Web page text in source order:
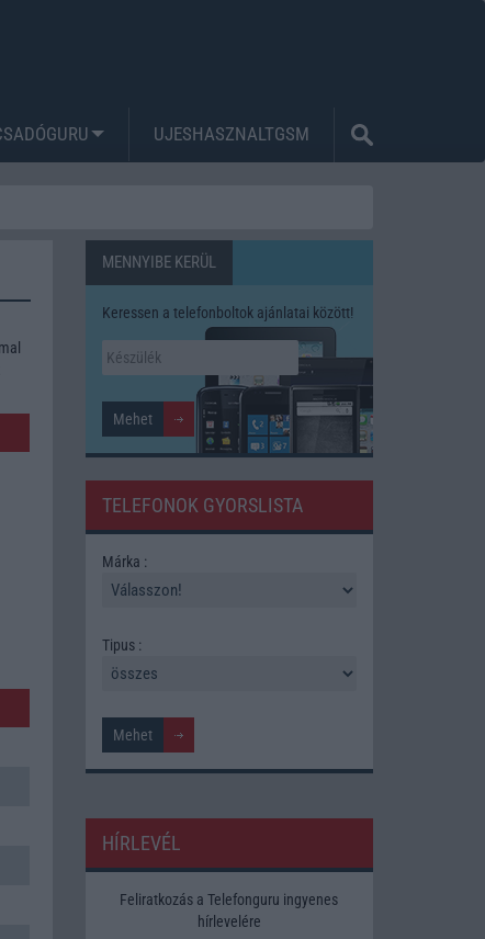
UJESHASZNALTGSM
MENNYIBE KERÜL
Keressen a telefonboltok ajánlatai között!
TELEFONOK GYORSLISTA
Márka :
Tipus :
HÍRLEVÉL
Feliratkozás a Telefonguru ingyenes
hírlevelére